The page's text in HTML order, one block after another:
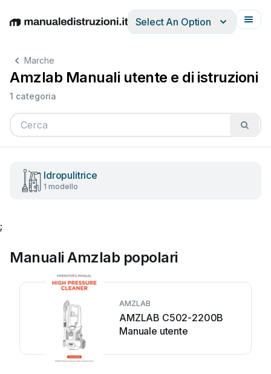
EnglishDeutschEspañolItalianoFrançais
Select An Option
Marche
Amzlab Manuali utente e di istruzioni
1 categoria
Idropulitrice
1 modello
;
Manuali Amzlab popolari
AMZLAB
AMZLAB C502-2200B
Manuale utente